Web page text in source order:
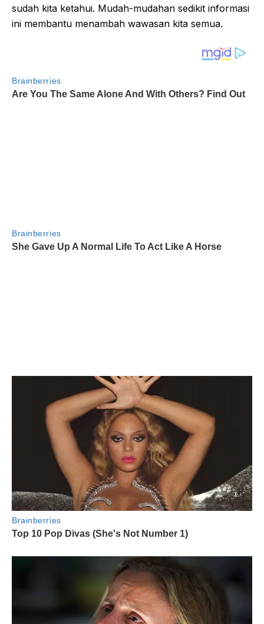
sudah kita ketahui. Mudah-mudahan sedikit informasi
ini membantu menambah wawasan kita semua.